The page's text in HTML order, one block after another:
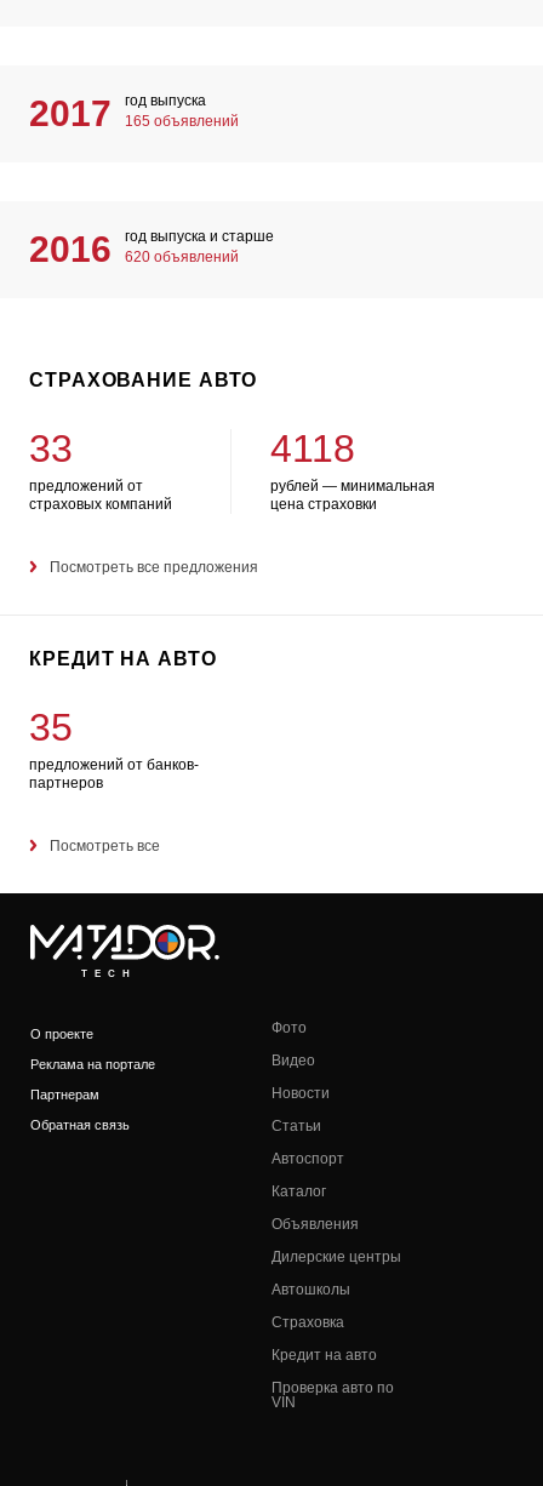
2017
год выпуска
165 объявлений
2016
год выпуска и старше
620 объявлений
СТРАХОВАНИЕ АВТО
33
предложений от
страховых компаний
4118
рублей — минимальная
цена страховки
Посмотреть все предложения
КРЕДИТ НА АВТО
35
предложений от банков-
партнеров
Посмотреть все
TECH
О проекте
Реклама на портале
Партнерам
Обратная связь
Фото
Видео
Новости
Статьи
Автоспорт
Каталог
Объявления
Дилерские центры
Автошколы
Страховка
Кредит на авто
Проверка авто по
VIN